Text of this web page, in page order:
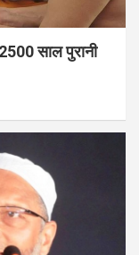
साल पुरानी